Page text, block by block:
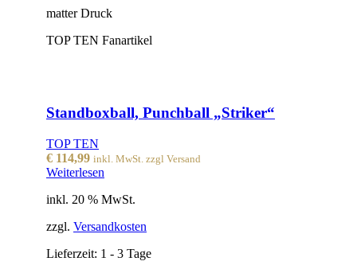
matter Druck
TOP TEN Fanartikel
Standboxball, Punchball „Striker“
TOP TEN
€ 114,99 inkl. MwSt. zzgl Versand
Weiterlesen
inkl. 20 % MwSt.
zzgl. Versandkosten
Lieferzeit: 1 - 3 Tage